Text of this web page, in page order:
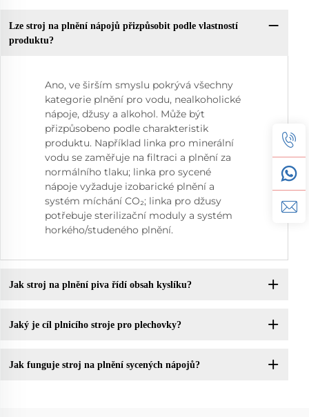
Lze stroj na plnění nápojů přizpůsobit podle vlastností
produktu?
Ano, ve širším smyslu pokrývá všechny
kategorie plnění pro vodu, nealkoholické
nápoje, džusy a alkohol. Může být
přizpůsobeno podle charakteristik
produktu. Například linka pro minerální
vodu se zaměřuje na filtraci a plnění za
normálního tlaku; linka pro sycené
nápoje vyžaduje izobarické plnění a
systém míchání CO₂; linka pro džusy
potřebuje sterilizační moduly a systém
horkého/studeného plnění.
Jak stroj na plnění piva řídí obsah kyslíku?
Jaký je cíl plnicího stroje pro plechovky?
Jak funguje stroj na plnění sycených nápojů?